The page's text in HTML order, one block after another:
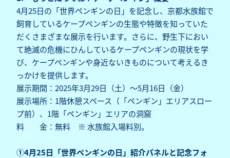
4月25日の「世界ペンギンの日」を記念し、京都水族館で
飼育しているケープペンギンの生態や特徴を知っていた
だくさまざまな展示を行います。さらに、野生下におい
て絶滅の危機にひんしているケープペンギンの現状を学
び、ケープペンギンや身近ないきものについて考えるき
っかけを提供します。
展示期間：2025年3月29日（土）～5月16日（金）
展示場所：1階休憩スペース（「ペンギン」エリアスロー
プ前）、1階「ペンギン」エリアの洞窟
料 金：無料 ※ 水族館入場料別。
①4月25日「世界ペンギンの日」紹介パネルと記念フォ